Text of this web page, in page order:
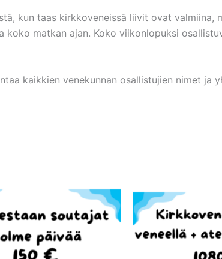
kun taas kirkkoveneissä liivit ovat
koko matkan ajan. Koko viikonlopuksi
kaikkien venekunnan osallistujien nimet